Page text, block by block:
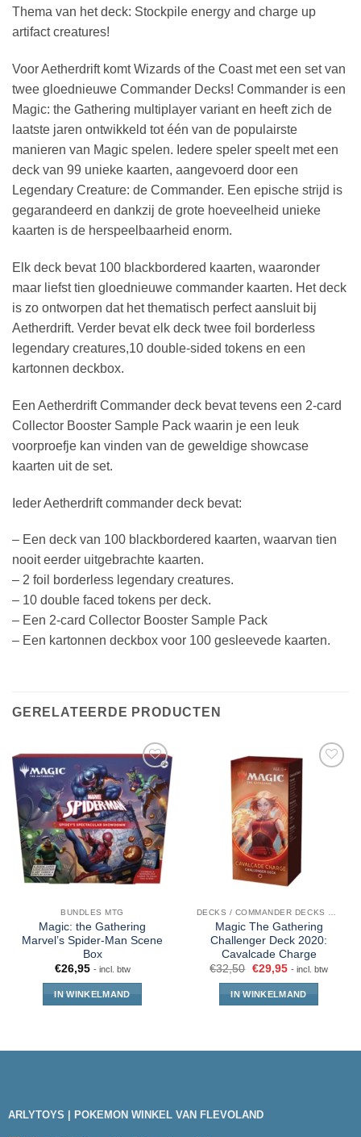
Thema van het deck: Stockpile energy and charge up
artifact creatures!
Voor Aetherdrift komt Wizards of the Coast met een set van
twee gloednieuwe Commander Decks! Commander is een
Magic: the Gathering multiplayer variant en heeft zich de
laatste jaren ontwikkeld tot één van de populairste
manieren van Magic spelen. Iedere speler speelt met een
deck van 99 unieke kaarten, aangevoerd door een
Legendary Creature: de Commander. Een epische strijd is
gegarandeerd en dankzij de grote hoeveelheid unieke
kaarten is de herspeelbaarheid enorm.
Elk deck bevat 100 blackbordered kaarten, waaronder
maar liefst tien gloednieuwe commander kaarten. Het deck
is zo ontworpen dat het thematisch perfect aansluit bij
Aetherdrift. Verder bevat elk deck twee foil borderless
legendary creatures,10 double-sided tokens en een
kartonnen deckbox.
Een Aetherdrift Commander deck bevat tevens een 2-card
Collector Booster Sample Pack waarin je een leuk
voorproefje kan vinden van de geweldige showcase
kaarten uit de set.
Ieder Aetherdrift commander deck bevat:
– Een deck van 100 blackbordered kaarten, waarvan tien
nooit eerder uitgebrachte kaarten.
– 2 foil borderless legendary creatures.
– 10 double faced tokens per deck.
– Een 2-card Collector Booster Sample Pack
– Een kartonnen deckbox voor 100 gesleevede kaarten.
GERELATEERDE PRODUCTEN
BUNDLES MTG
Magic: the Gathering
Marvel’s Spider-Man Scene
Box
€26,95 - incl. btw
IN WINKELMAND
Magic The Gathering
Challenger Deck 2020:
Cavalcade Charge
€32,50 €29,95 - incl. btw
IN WINKELMAND
ARLYTOYS | POKEMON WINKEL VAN FLEVOLAND